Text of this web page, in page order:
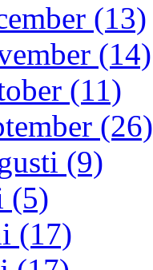
(13)
(14)
(11)
(26)
(9)
(5)
(17)